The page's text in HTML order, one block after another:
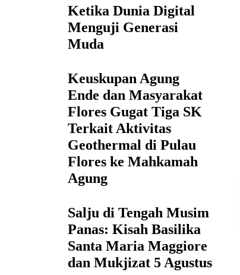
Ketika Dunia Digital
Menguji Generasi
Muda
Keuskupan Agung
Ende dan Masyarakat
Flores Gugat Tiga SK
Terkait Aktivitas
Geothermal di Pulau
Flores ke Mahkamah
Agung
Salju di Tengah Musim
Panas: Kisah Basilika
Santa Maria Maggiore
dan Mukjizat 5 Agustus